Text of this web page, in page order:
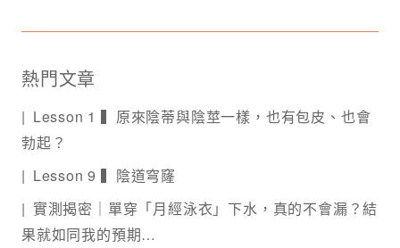
熱門文章
Lesson 1 ▍原來陰蒂與陰莖一樣，也有包皮、也會
勃起？
Lesson 9 ▍陰道穹窿
實測揭密｜單穿「月經泳衣」下水，真的不會漏？結
果就如同我的預期…